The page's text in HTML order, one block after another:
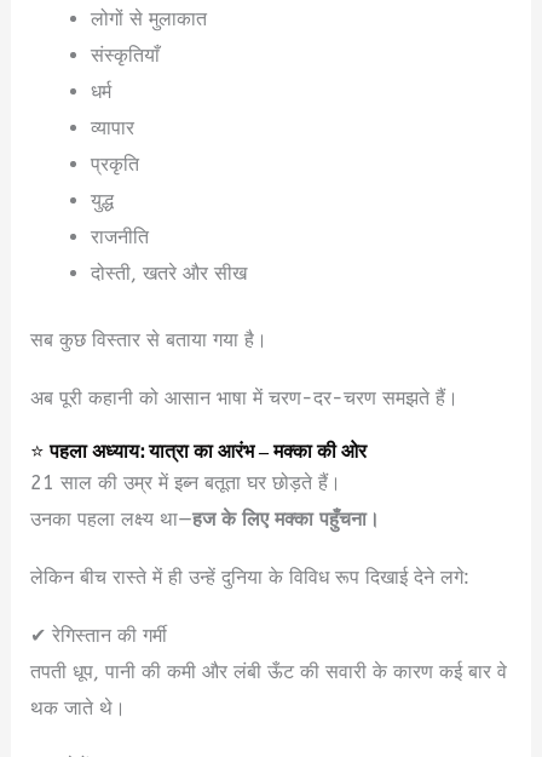
लोगों से मुलाकात
संस्कृतियाँ
धर्म
व्यापार
प्रकृति
युद्ध
राजनीति
दोस्ती, खतरे और सीख
सब कुछ विस्तार से बताया गया है।
अब पूरी कहानी को आसान भाषा में चरण-दर-चरण समझते हैं।
⭐पहला अध्याय: यात्रा का आरंभ – मक्का की ओर
21 साल की उम्र में इब्न बतूता घर छोड़ते हैं।
उनका पहला लक्ष्य था—हज के लिए मक्का पहुँचना।
लेकिन बीच रास्ते में ही उन्हें दुनिया के विविध रूप दिखाई देने लगे:
✔ रेगिस्तान की गर्मी
तपती धूप, पानी की कमी और लंबी ऊँट की सवारी के कारण कई बार वे
थक जाते थे।